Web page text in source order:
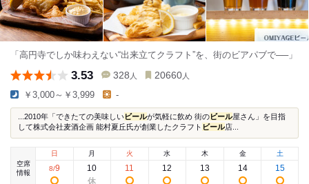
「高円寺でしか味わえない“出来立てクラフト”を、街のビアパブで──」
3.53 328 人 20660 人
￥3,000～￥3,999 -
...2010年「できたての美味しい ビールが気軽に飲め 街の ビール屋さん」を目指
して株式会社麦酒企画 能村夏丘氏が創業したクラフト ビール店...
空席
情報
日
8/9
月
10
火
11
水
12
木
13
金
14
土
15